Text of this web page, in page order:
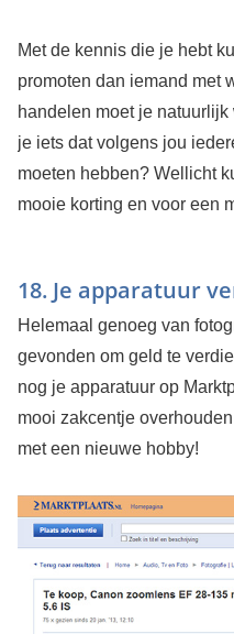
Met de kennis die je hebt
promoten dan iemand met
handelen moet je
je iets dat volgens jou
moeten hebben? Wellicht
mooie korting en voor een
18. Je apparatuur
Helemaal genoeg van
gevonden om geld te
nog je apparatuur op
mooi zakcentje
met een nieuwe hobby!